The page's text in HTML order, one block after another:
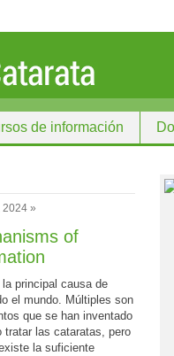
de información
2024 »
of
principal causa de
el mundo. Múltiples son
que se han inventado
tratar las cataratas, pero
la suficiente